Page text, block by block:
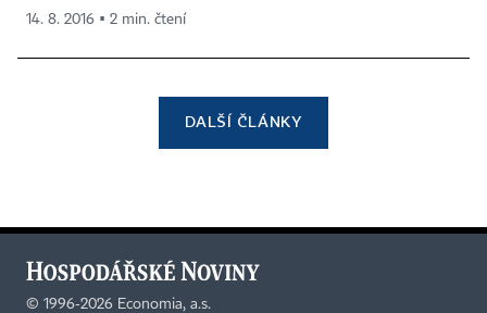
14. 8. 2016 ▪ 2 min. čtení
DALŠÍ ČLÁNKY
© 1996-2026 Economia, a.s.